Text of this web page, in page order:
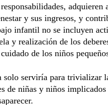
y sus ingresos, y
infantil no se incluyen
y realización de los
de los niños
solo serviría para trivializar
de niñas y niños